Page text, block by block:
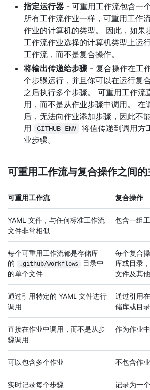
指定运行器 - 可重用工作流包含一
所有工作流作业一样，可重用工作
作业的计算机的类型。 因此，如果
工作流作业选择的计算机类型上运
工作流，而不是复合操作。
将输出传递给步骤- 复合操作在工
个步骤运行，并且你可以在运行复
之后执行多个步骤。 可重用工作流
用，而不是从作业步骤中调用。 在
后，无法向作业添加步骤，因此不
用
GITHUB_ENV
将值传递到调用方
业步骤。
可重用工作流与复合操作之间的
可重用工作流 复合操作
YAML 文件，与任何标准工作流
文件非常相似
包含一组
每个可重用工作流都是存储库
的
.github/workflows
目录中
的单个文件
每个复合
库或目录
文件及其
通过引用特定的 YAML 文件进行
调用
通过引用
储库或目
直接在作业中调用，而不是从步
骤调用
作为作业
可以包含多个作业 不包含作业
实时记录每个步骤
记录为一